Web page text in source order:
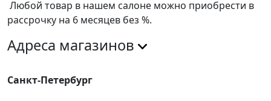
Любой товар в нашем салоне можно приобрести в
рассрочку на 6 месяцев без %.
Адреса магазинов
Санкт-Петербург